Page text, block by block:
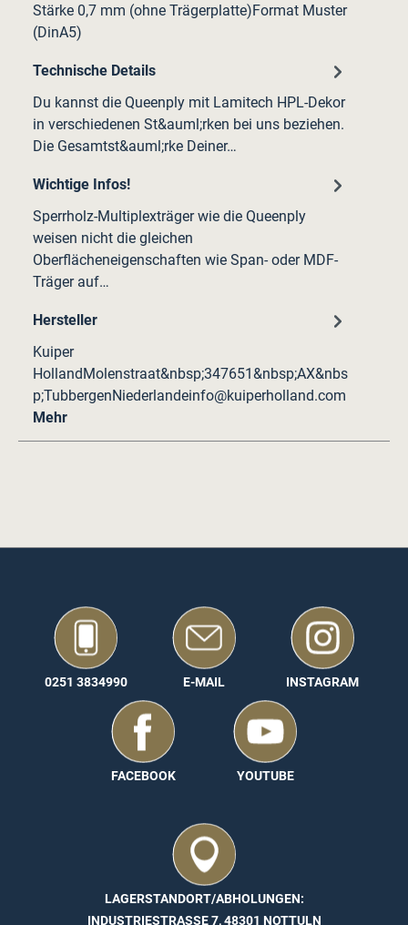
Stärke 0,7 mm (ohne Trägerplatte)Format Muster
(DinA5)
Technische Details
Du kannst die Queenply mit Lamitech HPL-Dekor
in verschiedenen St&auml;rken bei uns beziehen.
Die Gesamtst&auml;rke Deiner…
Wichtige Infos!
Sperrholz-Multiplexträger wie die Queenply
weisen nicht die gleichen
Oberflächeneigenschaften wie Span- oder MDF-
Träger auf…
Hersteller
Kuiper
HollandMolenstraat&nbsp;347651&nbsp;AX&nbs
p;TubbergenNiederlandeinfo@kuiperholland.com
Mehr
0251 3834990 E-MAIL INSTAGRAM
FACEBOOK YOUTUBE
LAGERSTANDORT/ABHOLUNGEN:
INDUSTRIESTRASSE 7, 48301 NOTTULN